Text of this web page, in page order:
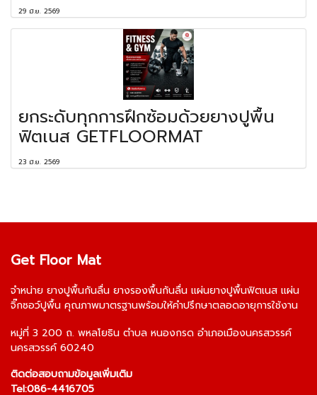
29 มิ.ย. 2569
ยกระดับทุกการฝึกซ้อมด้วยยางปูพื้น
ฟิตเนส GETFLOORMAT
23 มิ.ย. 2569
Get Floor Mat
จำหน่าย ยางปูพื้นกันลื่น ยางรองพื้นกันลื่น แผ่นยางปูพื้นฟิตเนส แผ่น
จิ๊กซอว์ปูพื้น คุณภาพมาตรฐานพร้อมให้คำปรึกษาตลอดอายุการใช้งาน
หมู่ที่ 3 200 ถ. พหลโยธิน ตำบล หนองกรด อำเภอเมืองนครสวรรค์
นครสวรรค์ 60240
ติดต่อสอบถามข้อมูลเพิ่มเติม
Tel:086-4416705